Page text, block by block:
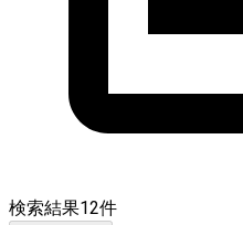
検索結果12件